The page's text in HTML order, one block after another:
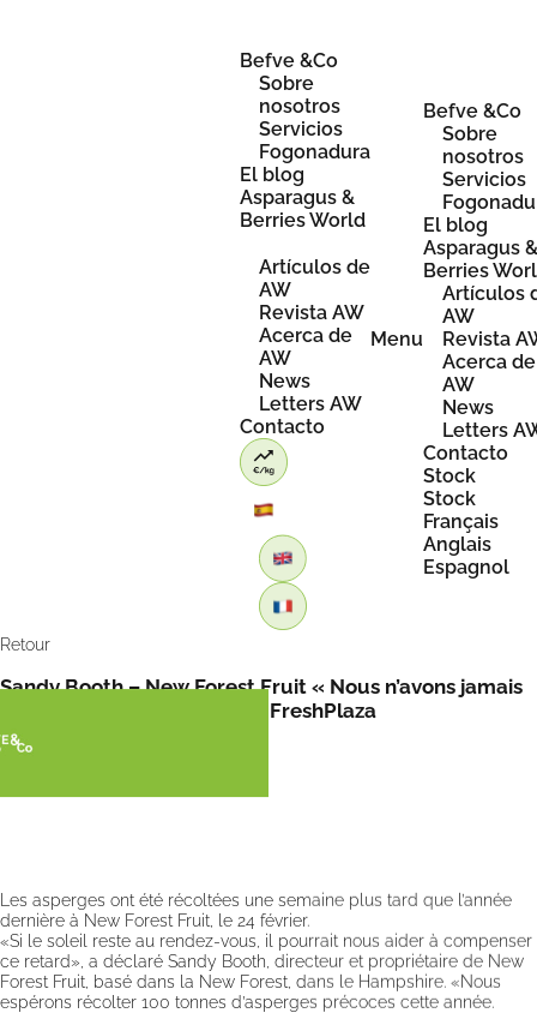
Befve &Co
Sobre
nosotros
Servicios
Fogonadura
El blog
Asparagus &
Berries World
Artículos de
AW
Revista AW
Acerca de
AW
News
Letters AW
Contacto
Menu
Befve &Co
Sobre
nosotros
Servicios
El blog
Asparagus
Berries
Artículos
AW
Revista
Acerca de
AW
News
Letters
Contacto
Stock
Stock
Français
Anglais
Espagnol
Retour
Sandy Booth – New Forest Fruit « Nous n’avons jamais
eu un brix aussi élevé » par FreshPlaza
Les asperges ont été récoltées une semaine plus tard que l’année
dernière à New Forest Fruit, le 24 février.
«Si le soleil reste au rendez-vous, il pourrait nous aider à compenser
ce retard», a déclaré Sandy Booth, directeur et propriétaire de New
Forest Fruit, basé dans la New Forest, dans le Hampshire. «Nous
espérons récolter 100 tonnes d’asperges précoces cette année.